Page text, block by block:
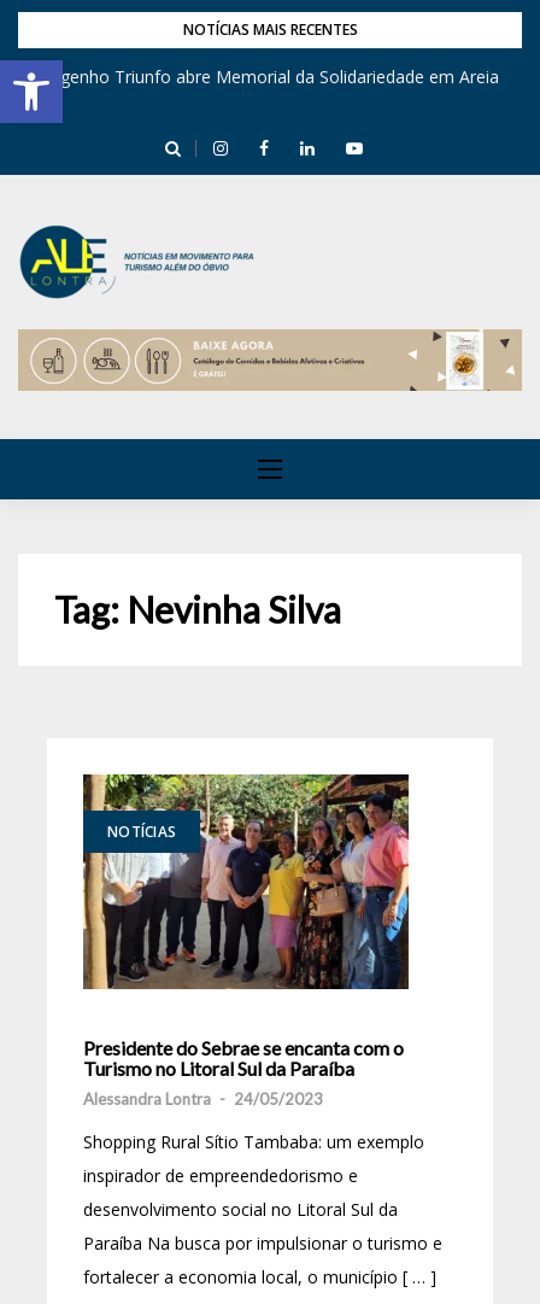
Barra de Ferramentas Aberta
NOTÍCIAS MAIS RECENTES
Engenho Triunfo abre Memorial da Solidariedade em Areia
Tag: Nevinha Silva
NOTÍCIAS
Presidente do Sebrae se encanta com o
Turismo no Litoral Sul da Paraíba
Alessandra Lontra - 24/05/2023
Shopping Rural Sítio Tambaba: um exemplo
inspirador de empreendedorismo e
desenvolvimento social no Litoral Sul da
Paraíba Na busca por impulsionar o turismo e
fortalecer a economia local, o município [ … ]